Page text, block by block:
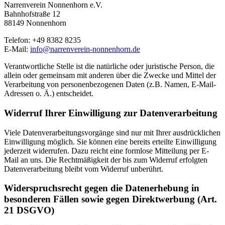
Narrenverein Nonnenhorn e.V.
Bahnhofstraße 12
88149 Nonnenhorn
Telefon: +49 8382 8235
E-Mail: info@narrenverein-nonnenhorn.de
Verantwortliche Stelle ist die natürliche oder juristische Person, die
allein oder gemeinsam mit anderen über die Zwecke und Mittel der
Verarbeitung von personenbezogenen Daten (z.B. Namen, E-Mail-
Adressen o. Ä.) entscheidet.
Widerruf Ihrer Einwilligung zur Datenverarbeitung
Viele Datenverarbeitungsvorgänge sind nur mit Ihrer ausdrücklichen
Einwilligung möglich. Sie können eine bereits erteilte Einwilligung
jederzeit widerrufen. Dazu reicht eine formlose Mitteilung per E-
Mail an uns. Die Rechtmäßigkeit der bis zum Widerruf erfolgten
Datenverarbeitung bleibt vom Widerruf unberührt.
Widerspruchsrecht gegen die Datenerhebung in
besonderen Fällen sowie gegen Direktwerbung (Art.
21 DSGVO)